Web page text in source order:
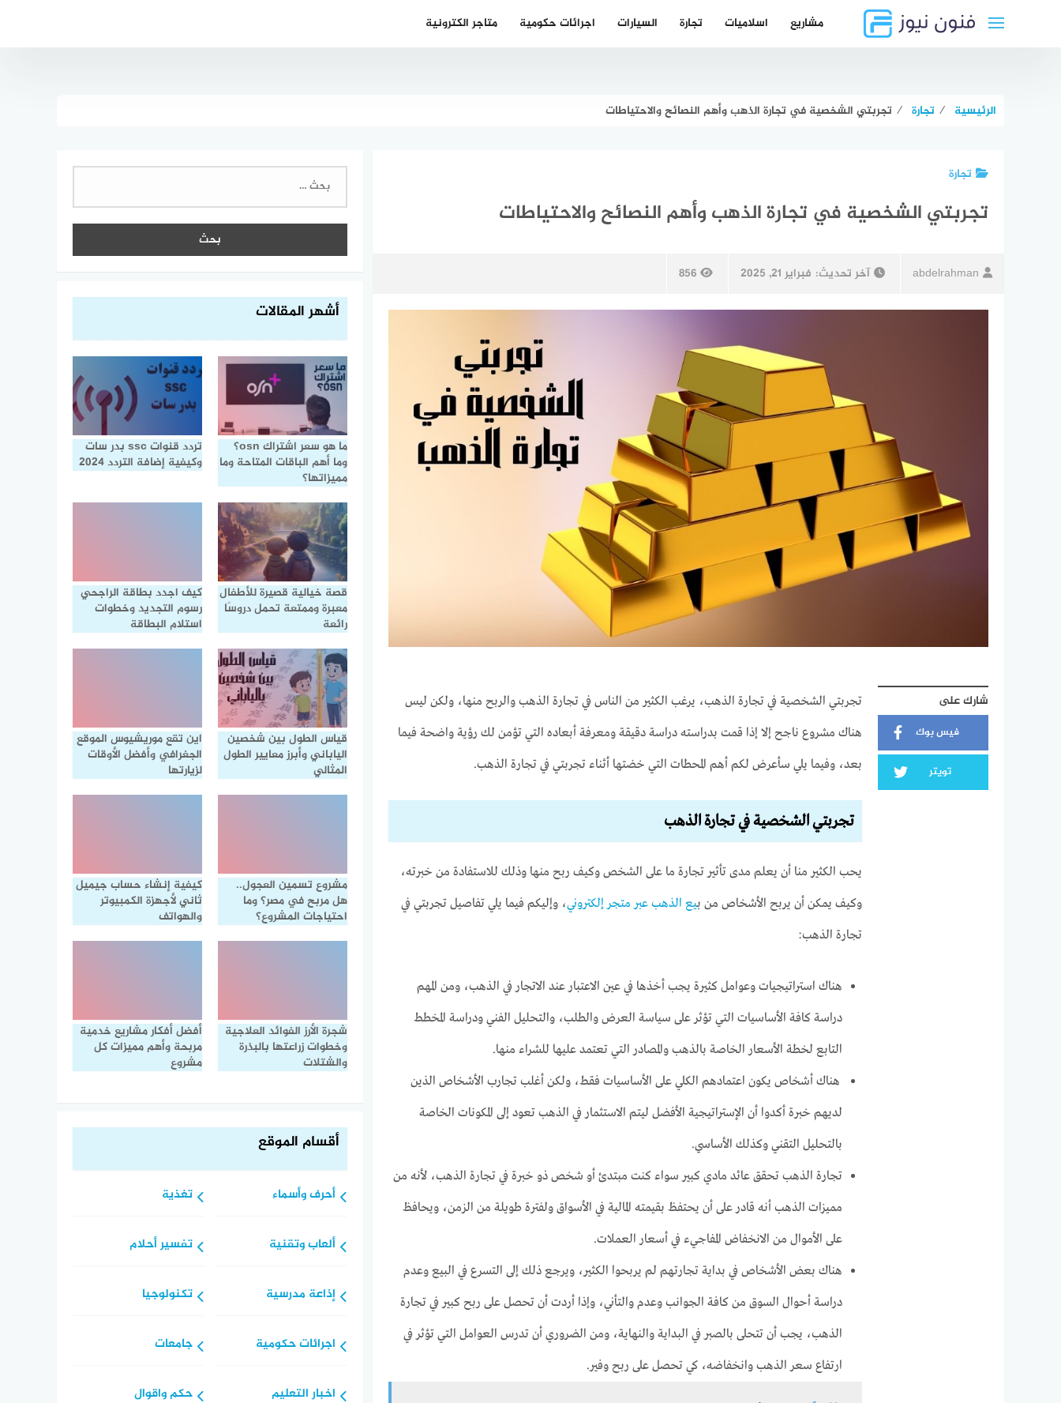
مشاريع اسلاميات تجارة السيارات اجرائات حكومية متاجر الكترونية
الرئيسية ⁄ تجارة ⁄ تجربتي الشخصية في تجارة الذهب وأهم النصائح والاحتياطات
تجارة
تجربتي الشخصية في تجارة الذهب وأهم النصائح والاحتياطات
abdelrahman آخر تحديث: فبراير 21, 2025 856
شارك على
فيس بوك
تويتر
تجربتي الشخصية في تجارة الذهب، يرغب الكثير من الناس في تجارة الذهب والربح منها، ولكن ليس
هناك مشروع ناجح إلا إذا قمت بدراسته دراسة دقيقة ومعرفة أبعاده التي تؤمن لك رؤية واضحة فيما
بعد، وفيما يلي سأعرض لكم أهم المحطات التي خضتها أثناء تجربتي في تجارة الذهب.
تجربتي الشخصية في تجارة الذهب
يحب الكثير منا أن يعلم مدى تأثير تجارة ما على الشخص وكيف ربح منها وذلك للاستفادة من خبرته،
وكيف يمكن أن يربح الأشخاص من بيع الذهب عبر متجر إلكتروني، وإليكم فيما يلي تفاصيل تجربتي في
تجارة الذهب:
هناك استراتيجيات وعوامل كثيرة يجب أخذها في عين الاعتبار عند الاتجار في الذهب، ومن المهم
دراسة كافة الأساسيات التي تؤثر على سياسة العرض والطلب، والتحليل الفني ودراسة المخطط
التابع لخطة الأسعار الخاصة بالذهب والمصادر التي تعتمد عليها للشراء منها.
هناك أشخاص يكون اعتمادهم الكلي على الأساسيات فقط، ولكن أغلب تجارب الأشخاص الذين
لديهم خبرة أكدوا أن الإستراتيجية الأفضل ليتم الاستثمار في الذهب تعود إلى المكونات الخاصة
بالتحليل التقني وكذلك الأساسي.
تجارة الذهب تحقق عائد مادي كبير سواء كنت مبتدئ أو شخص ذو خبرة في تجارة الذهب، لأنه من
مميزات الذهب أنه قادر على أن يحتفظ بقيمته المالية في الأسواق ولفترة طويلة من الزمن، ويحافظ
على الأموال من الانخفاض المفاجيء في أسعار العملات.
هناك بعض الأشخاص في بداية تجارتهم لم يربحوا الكثير، ويرجع ذلك إلى التسرع في البيع وعدم
دراسة أحوال السوق من كافة الجوانب وعدم والتأني، وإذا أردت أن تحصل على ربح كبير في تجارة
الذهب، يجب أن تتحلى بالصبر في البداية والنهاية، ومن الضروري أن تدرس العوامل التي تؤثر في
ارتفاع سعر الذهب وانخفاضه، كي تحصل على ربح وفير.
البحث
أشهر المقالات
ما هو سعر اشتراك osn؟
وما أهم الباقات المتاحة وما
مميزاتها؟
تردد قنوات ssc بدر سات
وكيفية إضافة التردد 2024
قصة خيالية قصيرة للأطفال
معبرة وممتعة تحمل دروسًا
رائعة
كيف اجدد بطاقة الراجحي
رسوم التجديد وخطوات
استلام البطاقة
قياس الطول بين شخصين
الياباني وأبرز معايير الطول
المثالي
اين تقع موريشيوس الموقع
الجغرافي وأفضل الأوقات
لزيارتها
مشروع تسمين العجول..
هل مربح في مصر؟ وما
احتياجات المشروع؟
كيفية إنشاء حساب جيميل
ثاني لأجهزة الكمبيوتر
والهواتف
شجرة الأرز الفوائد العلاجية
وخطوات زراعتها بالبذرة
والشتلات
أفضل أفكار مشاريع خدمية
مربحة وأهم مميزات كل
مشروع
أقسام الموقع
أحرف وأسماء
ألعاب وتقنية
إذاعة مدرسية
اجرائات حكومية
اخبار التعليم
تغذية
تفسير أحلام
تكنولوجيا
جامعات
حكم واقوال